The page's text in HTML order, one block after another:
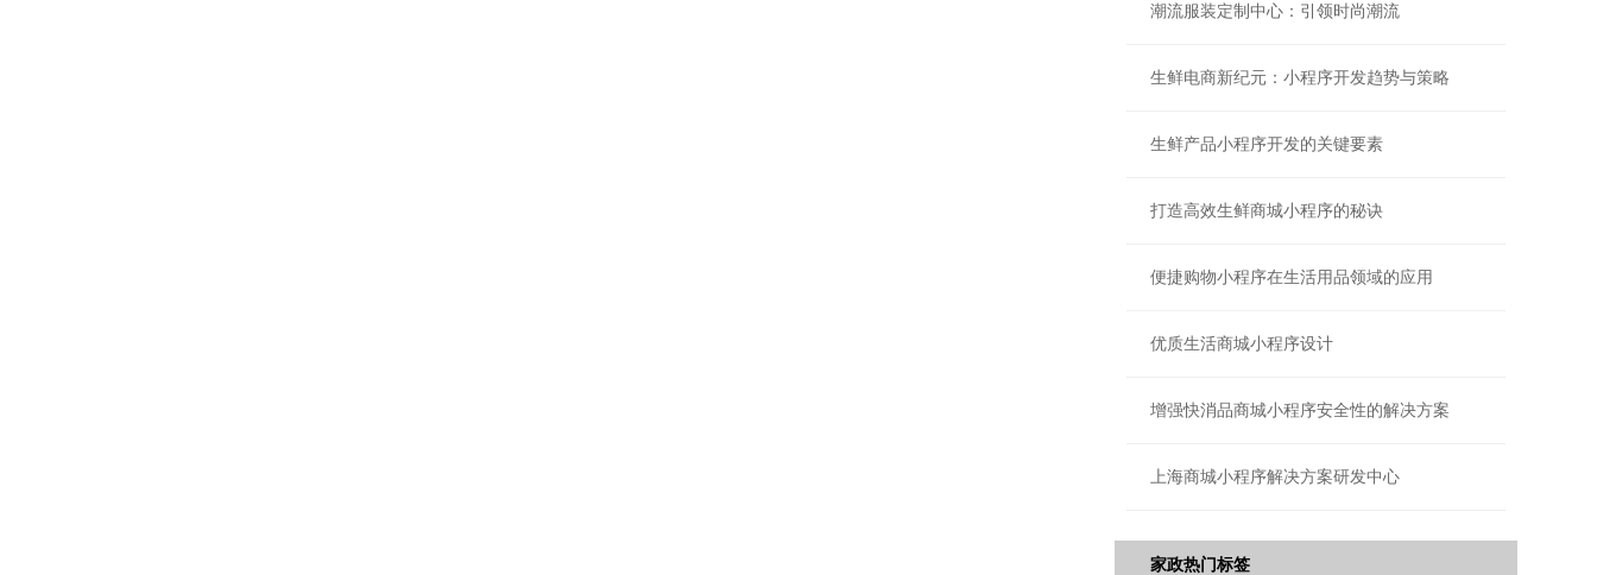
潮流服装定制中心：引领时尚潮流
生鲜电商新纪元：小程序开发趋势与策略
生鲜产品小程序开发的关键要素
打造高效生鲜商城小程序的秘诀
便捷购物小程序在生活用品领域的应用
优质生活商城小程序设计
增强快消品商城小程序安全性的解决方案
上海商城小程序解决方案研发中心
家政热门标签